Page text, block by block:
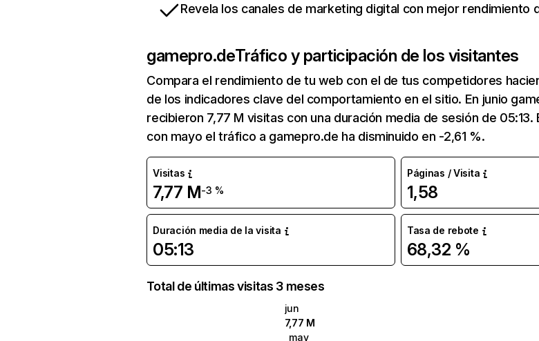
Revela los canales de marketing digital con mejor rendimiento
gamepro.deTráfico y participación de los visitantes
Compara el rendimiento de tu web con el de tus competidores
de los indicadores clave del comportamiento en el sitio. En junio
recibieron 7,77 M visitas con una duración media de sesión de 05:13.
con mayo el tráfico a gamepro.de ha disminuido en -2,61 %.
Visitas
7,77 M-3 %
Páginas / Visita
1,58
Duración media de la visita
05:13
Tasa de rebote
68,32 %
Total de últimas visitas 3 meses
jun
7,77 M
may